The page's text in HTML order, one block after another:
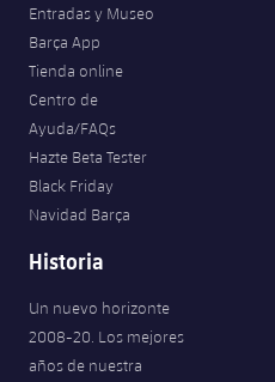
Femenino
Agenda
Jugadores
Calendario
Resultados
Clasificaciones
Actualidad
Calendario
Resultados
Clasificaciones
plusicon
más
Noticias
Hockey Hierba
Hockey Hierba
Patinaje artístico
plusicon
más
Actualidad
Plantilla
Escuela de Patinaje
Rugby
Jugadores
plusicon
más
Noticias
Apúntate a las amateurs
plusicon
más
Entradas y Museo
Barça App
Tienda online
Centro de
Ayuda/FAQs
Hazte Beta Tester
Black Friday
Navidad Barça
Historia
Un nuevo horizonte
2008-20. Los mejores
años de nuestra